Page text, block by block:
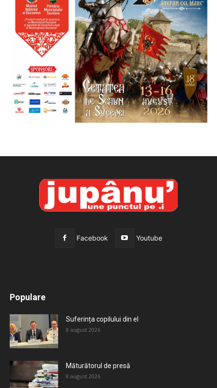
Facebook Youtube
Populare
Suferința copilului din el
8 august 2026
Măturătorul de presă
8 august 2026